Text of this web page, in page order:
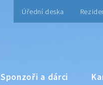
Úřední deska
Sponzoři a dárci